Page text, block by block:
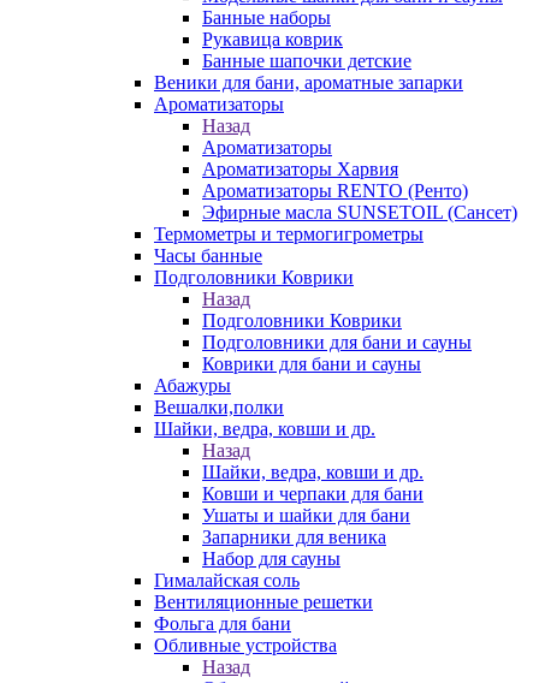
Банные наборы
Рукавица коврик
Банные шапочки детские
Веники для бани, ароматные запарки
Ароматизаторы
Назад
Ароматизаторы
Ароматизаторы Харвия
Ароматизаторы RENTO (Ренто)
Эфирные масла SUNSETOIL (Сансет)
Термометры и термогигрометры
Часы банные
Подголовники Коврики
Назад
Подголовники Коврики
Подголовники для бани и сауны
Коврики для бани и сауны
Абажуры
Вешалки,полки
Шайки, ведра, ковши и др.
Назад
Шайки, ведра, ковши и др.
Ковши и черпаки для бани
Ушаты и шайки для бани
Запарники для веника
Набор для сауны
Гималайская соль
Вентиляционные решетки
Фольга для бани
Обливные устройства
Назад